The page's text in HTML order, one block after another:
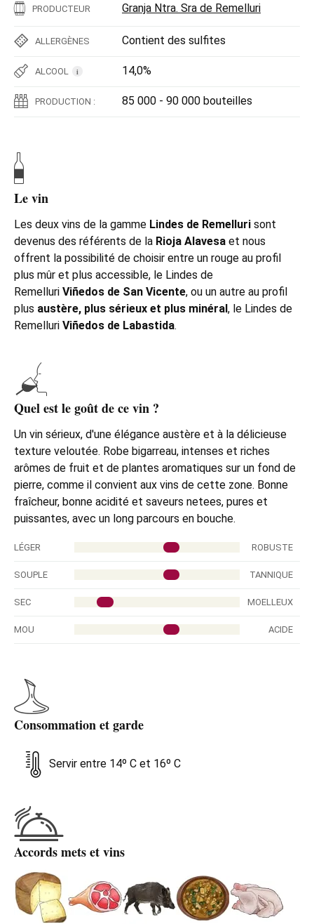
PRODUCTEUR Granja Ntra. Sra de Remelluri
ALLERGÈNES Contient des sulfites
ALCOOL i 14,0%
PRODUCTION : 85 000 - 90 000 bouteilles
Le vin
Les deux vins de la gamme Lindes de Remelluri sont
devenus des référents de la Rioja Alavesa et nous
offrent la possibilité de choisir entre un rouge au profil
plus mûr et plus accessible, le Lindes de
Remelluri Viñedos de San Vicente, ou un autre au profil
plus austère, plus sérieux et plus minéral, le Lindes de
Remelluri Viñedos de Labastida.
Quel est le goût de ce vin ?
Un vin sérieux, d'une élégance austère et à la délicieuse
texture veloutée. Robe bigarreau, intenses et riches
arômes de fruit et de plantes aromatiques sur un fond de
pierre, comme il convient aux vins de cette zone. Bonne
fraîcheur, bonne acidité et saveurs netees, pures et
puissantes, avec un long parcours en bouche.
LÉGER ROBUSTE
SOUPLE TANNIQUE
SEC MOELLEUX
MOU ACIDE
Consommation et garde
Servir entre 14º C et 16º C
Accords mets et vins